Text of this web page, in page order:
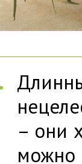
– они
можно